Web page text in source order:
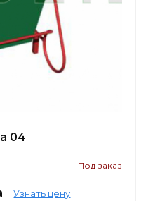
04
Под заказ
Узнать цену